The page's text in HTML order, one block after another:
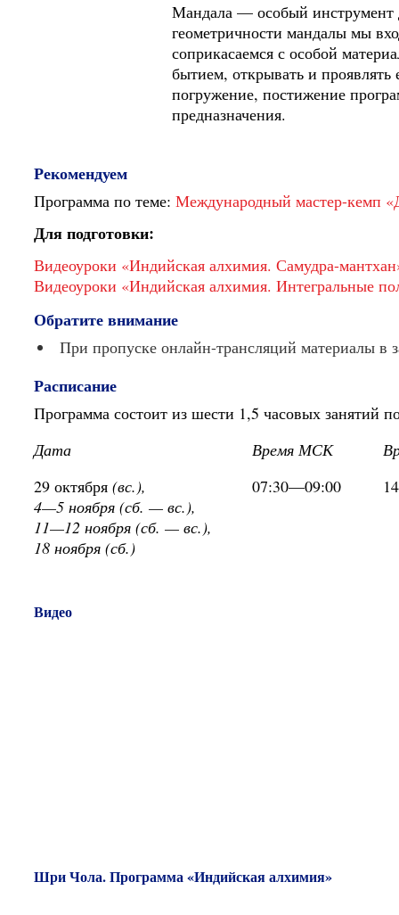
Мандала — особый инструмент
геометричности мандалы мы
соприкасаемся с особой
бытием, открывать и
погружение, постижение
предназначения.
Рекомендуем
Программа по теме: Международный мастер-кемп
Для подготовки:
Видеоуроки «Индийская алхимия. Самудра-
Видеоуроки «Индийская алхимия. Интегральные
Обратите внимание
При пропуске онлайн-трансляций материалы в
Расписание
Программа состоит из шести 1,5 часовых занятий
Дата
Время МСК
29 октября (вс.),
4—5 ноября (сб. — вс.),
11—12 ноября (сб. — вс.),
18 ноября (сб.)
07:30—09:00
Видео
Шри Чола. Программа «Индийская алхимия»